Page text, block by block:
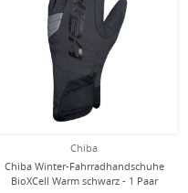
Chiba
Chiba Winter-Fahrradhandschuhe
BioXCell Warm schwarz - 1 Paar